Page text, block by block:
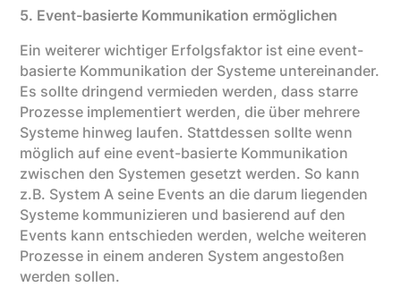
5. Event-basierte Kommunikation ermöglichen
Ein weiterer wichtiger Erfolgsfaktor ist eine event-
basierte Kommunikation der Systeme untereinander.
Es sollte dringend vermieden werden, dass starre
Prozesse implementiert werden, die über mehrere
Systeme hinweg laufen. Stattdessen sollte wenn
möglich auf eine event-basierte Kommunikation
zwischen den Systemen gesetzt werden. So kann
z.B. System A seine Events an die darum liegenden
Systeme kommunizieren und basierend auf den
Events kann entschieden werden, welche weiteren
Prozesse in einem anderen System angestoßen
werden sollen.